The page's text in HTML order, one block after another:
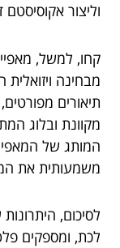
וליצור אקוסיסטם
קחו, למשל,
מבחינה
תיאורים
מקוונת ובלוג
המותג של
משמעותית את
לסיכום,
לכת, ומספקים